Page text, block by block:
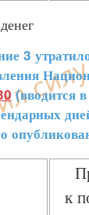
3
(вводится
к